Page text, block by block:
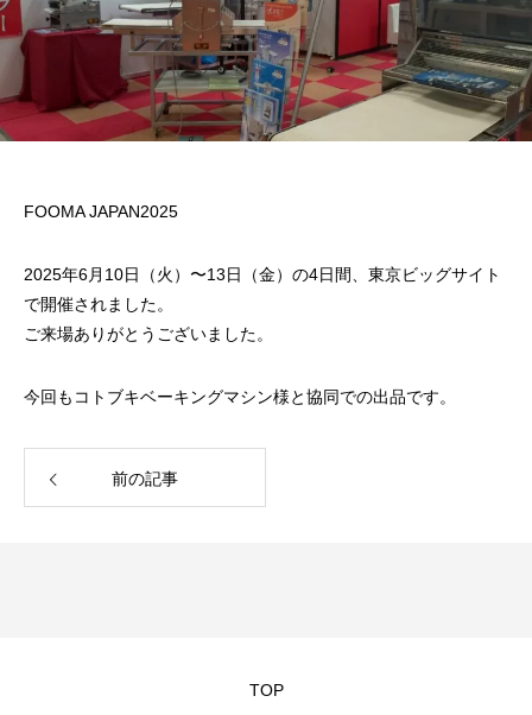
FOOMA JAPAN2025
2025年6月10日（火）〜13日（金）の4日間、東京ビッグサイト
で開催されました。
ご来場ありがとうございました。
今回もコトブキベーキングマシン様と協同での出品です。
前の記事
TOP